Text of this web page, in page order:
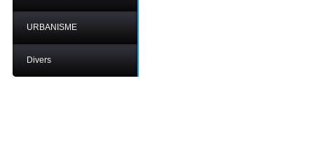
URBANISME
Divers